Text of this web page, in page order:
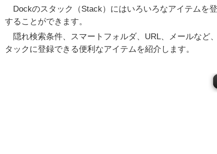
Dockのスタック（Stack）にはいろいろなアイテムを
することができます。
隠れ検索条件、スマートフォルダ、URL、メールなど
タックに登録できる便利なアイテムを紹介します。